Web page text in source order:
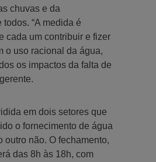
chuvas e da
“A medida é
cada um contribuir e fizer
o uso racional da água,
os impactos da falta de
em dois setores que
o fornecimento de água
outro não. O fechamento,
das 8h às 18h, com